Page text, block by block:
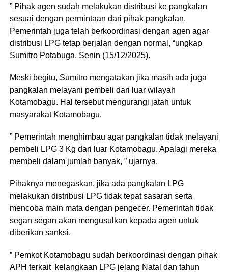
” Pihak agen sudah melakukan distribusi ke pangkalan
sesuai dengan permintaan dari pihak pangkalan.
Pemerintah juga telah berkoordinasi dengan agen agar
distribusi LPG tetap berjalan dengan normal, “ungkap
Sumitro Potabuga, Senin (15/12/2025).
Meski begitu, Sumitro mengatakan jika masih ada juga
pangkalan melayani pembeli dari luar wilayah
Kotamobagu. Hal tersebut mengurangi jatah untuk
masyarakat Kotamobagu.
” Pemerintah menghimbau agar pangkalan tidak melayani
pembeli LPG 3 Kg dari luar Kotamobagu. Apalagi mereka
membeli dalam jumlah banyak, ” ujarnya.
Pihaknya menegaskan, jika ada pangkalan LPG
melakukan distribusi LPG tidak tepat sasaran serta
mencoba main mata dengan pengecer. Pemerintah tidak
segan segan akan mengusulkan kepada agen untuk
diberikan sanksi.
” Pemkot Kotamobagu sudah berkoordinasi dengan pihak
APH terkait kelangkaan LPG jelang Natal dan tahun